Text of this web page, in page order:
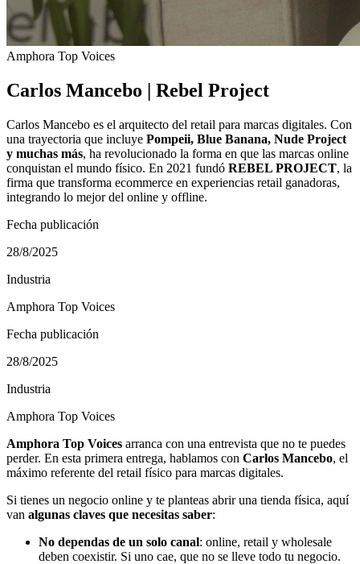
Amphora Top Voices
Carlos Mancebo | Rebel Project
Carlos Mancebo es el arquitecto del retail para marcas digitales. Con
una trayectoria que incluye Pompeii, Blue Banana, Nude Project
y muchas más, ha revolucionado la forma en que las marcas online
conquistan el mundo físico. En 2021 fundó REBEL PROJECT, la
firma que transforma ecommerce en experiencias retail ganadoras,
integrando lo mejor del online y offline.
Fecha publicación
28/8/2025
Industria
Amphora Top Voices
Fecha publicación
28/8/2025
Industria
Amphora Top Voices
Amphora Top Voices arranca con una entrevista que no te puedes
perder. En esta primera entrega, hablamos con Carlos Mancebo, el
máximo referente del retail físico para marcas digitales.
Si tienes un negocio online y te planteas abrir una tienda física, aquí
van algunas claves que necesitas saber:
No dependas de un solo canal: online, retail y wholesale
deben coexistir. Si uno cae, que no se lleve todo tu negocio.